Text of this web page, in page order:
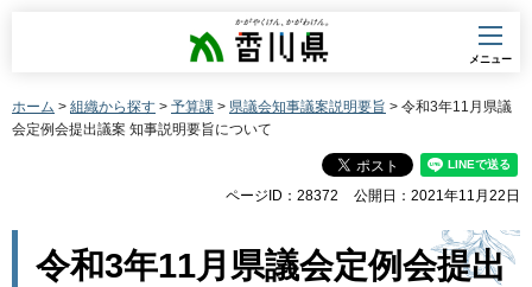
香川県
メニュー
ホーム > 組織から探す > 予算課 > 県議会知事議案説明要旨 > 令和3年11月県議
会定例会提出議案 知事説明要旨について
ページID：28372 公開日：2021年11月22日
令和3年11月県議会定例会提出